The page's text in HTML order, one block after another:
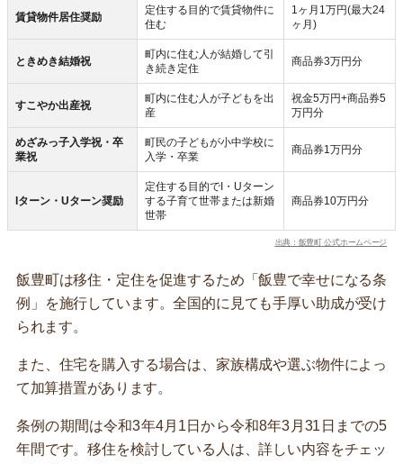
賃貸物件居住奨励
定住する目的で賃貸物件に
住む
1ヶ月1万円(最大24
ヶ月)
ときめき結婚祝
町内に住む人が結婚して引
き続き定住
商品券3万円分
すこやか出産祝
町内に住む人が子どもを出
産
祝金5万円+商品券5
万円分
めざみっ子入学祝・卒
業祝
町民の子どもが小中学校に
入学・卒業
商品券1万円分
Iターン・Uターン奨励
定住する目的でI・Uターン
する子育て世帯または新婚
世帯
商品券10万円分
出典：飯豊町 公式ホームページ
飯豊町は移住・定住を促進するため「飯豊で幸せになる条
例」を施行しています。全国的に見ても手厚い助成が受け
られます。
また、住宅を購入する場合は、家族構成や選ぶ物件によっ
て加算措置があります。
条例の期間は令和3年4月1日から令和8年3月31日までの5
年間です。移住を検討している人は、詳しい内容をチェッ